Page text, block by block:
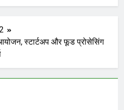
स्टार्टअप और फूड प्रोसेसिंग